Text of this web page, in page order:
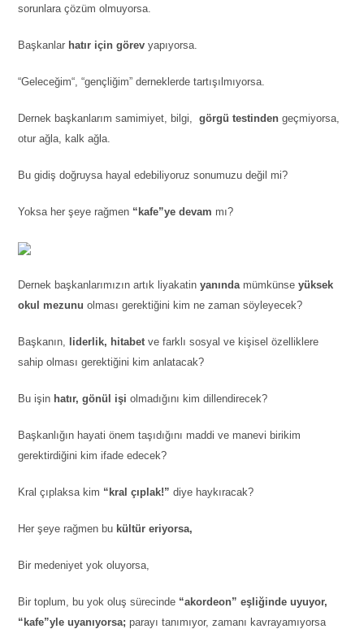
sorunlara çözüm olmuyorsa.
Başkanlar hatır için görev yapıyorsa.
“Geleceğim“, “gençliğim” derneklerde tartışılmıyorsa.
Dernek başkanlarım samimiyet, bilgi,görgü testinden geçmiyorsa,
otur ağla, kalk ağla.
Bu gidiş doğruysa hayal edebiliyoruz sonumuzu değil mi?
Yoksa her şeye rağmen “kafe”ye devam mı?
Dernek başkanlarımızın artık liyakatin yanındamümkünseyüksek
okul mezunu olması gerektiğini kim ne zaman söyleyecek?
Başkanın, liderlik, hitabetve farklı sosyal ve kişisel özelliklere
sahip olması gerektiğini kim anlatacak?
Bu işin hatır, gönül işi olmadığını kim dillendirecek?
Başkanlığın hayati önem taşıdığını maddi ve manevi birikim
gerektirdiğini kim ifade edecek?
Kral çıplaksa kim “kral çıplak!” diye haykıracak?
Her şeye rağmen bu kültür eriyorsa,
Bir medeniyet yok oluyorsa,
Bir toplum, bu yok oluş sürecinde “akordeon” eşliğinde uyuyor,
“kafe”yle uyanıyorsa; parayı tanımıyor, zamanı kavrayamıyorsa